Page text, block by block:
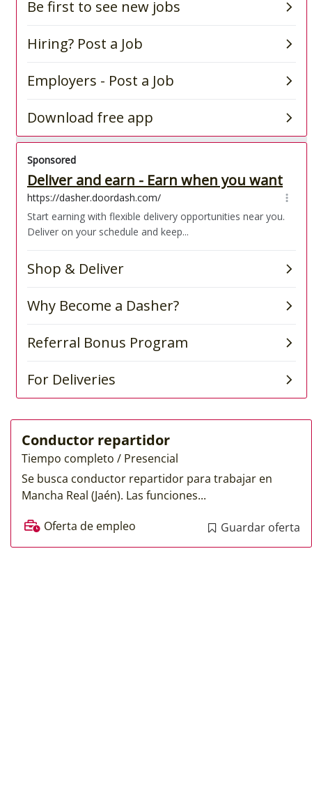
Conductor repartidor
Tiempo completo / Presencial
Se busca conductor repartidor para trabajar en
Mancha Real (Jaén). Las funciones...
Oferta de empleo
Guardar oferta